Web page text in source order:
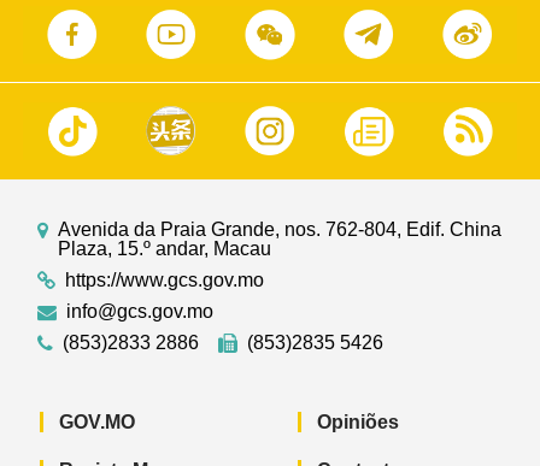
Avenida da Praia Grande, nos. 762-804, Edif. China
Plaza, 15.º andar, Macau
https://www.gcs.gov.mo
info@gcs.gov.mo
(853)2833 2886
(853)2835 5426
GOV.MO Opiniões